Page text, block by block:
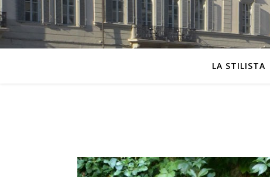
LA STILISTA